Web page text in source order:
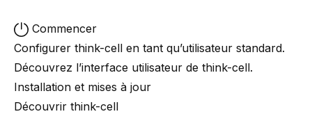
Commencer
Configurer think-cell en tant qu’utilisateur standard.
Découvrez l’interface utilisateur de think-cell.
Installation et mises à jour
Découvrir think-cell